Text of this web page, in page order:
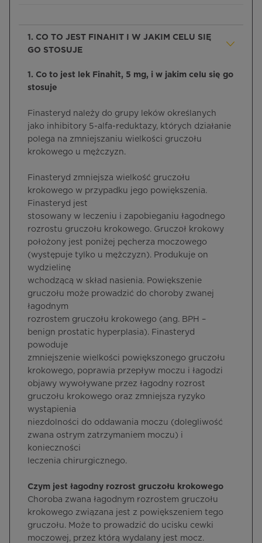
1. CO TO JEST FINAHIT I W JAKIM CELU SIĘ
GO STOSUJE
1. Co to jest lek Finahit, 5 mg, i w jakim celu się go
stosuje
Finasteryd należy do grupy leków określanych
jako inhibitory 5-alfa-reduktazy, których działanie
polega na zmniejszaniu wielkości gruczołu
krokowego u mężczyzn.
Finasteryd zmniejsza wielkość gruczołu
krokowego w przypadku jego powiększenia.
Finasteryd jest
stosowany w leczeniu i zapobieganiu łagodnego
rozrostu gruczołu krokowego. Gruczoł krokowy
położony jest poniżej pęcherza moczowego
(występuje tylko u mężczyzn). Produkuje on
wydzielinę
wchodzącą w skład nasienia. Powiększenie
gruczołu może prowadzić do choroby zwanej
łagodnym
rozrostem gruczołu krokowego (ang. BPH –
benign prostatic hyperplasia). Finasteryd
powoduje
zmniejszenie wielkości powiększonego gruczołu
krokowego, poprawia przepływ moczu i łagodzi
objawy wywoływane przez łagodny rozrost
gruczołu krokowego oraz zmniejsza ryzyko
wystąpienia
niezdolności do oddawania moczu (dolegliwość
zwana ostrym zatrzymaniem moczu) i
konieczności
leczenia chirurgicznego.
Czym jest łagodny rozrost gruczołu krokowego
Choroba zwana łagodnym rozrostem gruczołu
krokowego związana jest z powiększeniem tego
gruczołu. Może to prowadzić do ucisku cewki
moczowej, przez którą wydalany jest mocz.